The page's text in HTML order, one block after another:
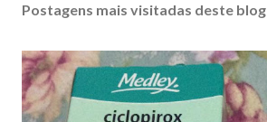
Postagens mais visitadas deste blog